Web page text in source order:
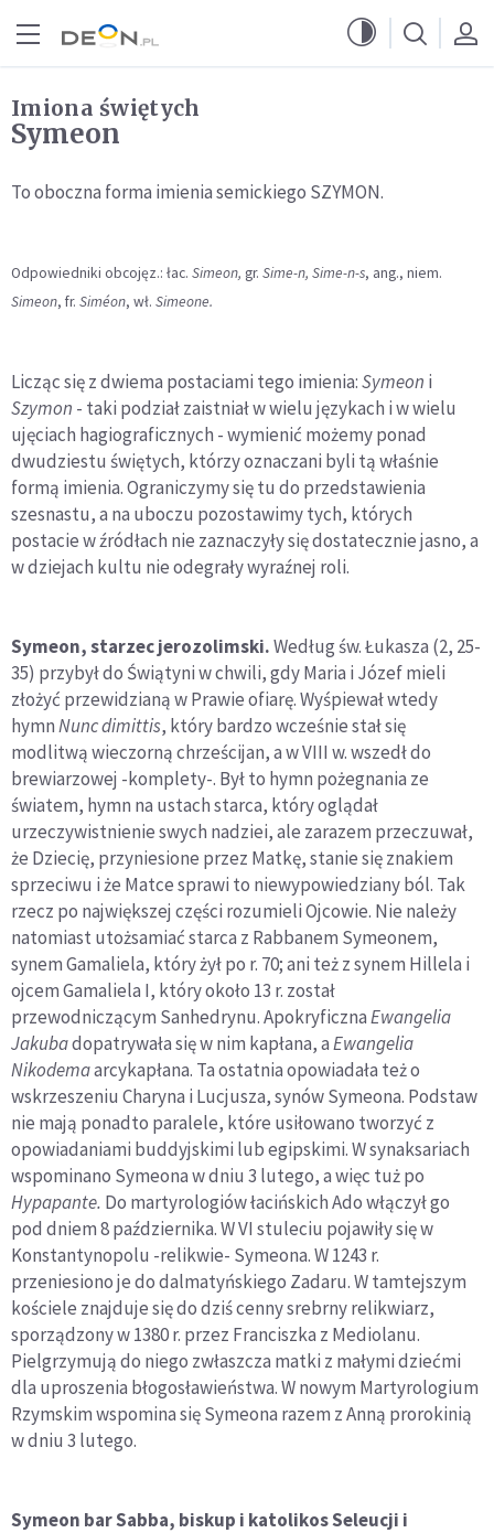
Imiona świętych
Symeon
To oboczna forma imienia semickiego SZYMON.
Odpowiedniki obcojęz.: łac. Simeon, gr. Sime-n, Sime-n-s, ang., niem.
Simeon, fr. Siméon, wł. Simeone.
Licząc się z dwiema postaciami tego imienia:Symeon i
Szymon - taki podział zaistniał w wielu językach i w wielu
ujęciach hagiograficznych - wymienić możemy ponad
dwudziestu świętych, którzy oznaczani byli tą właśnie
formą imienia. Ograniczymy się tu do przedstawienia
szesnastu, a na uboczu pozostawimy tych, których
postacie w źródłach nie zaznaczyły się dostatecznie jasno, a
w dziejach kultu nie odegrały wyraźnej roli.
Symeon, starzec jerozolimski.Według św. Łukasza (2, 25-
35) przybył do Świątyni w chwili, gdy Maria i Józef mieli
złożyć przewidzianą w Prawie ofiarę. Wyśpiewał wtedy
hymnNunc dimittis, który bardzo wcześnie stał się
modlitwą wieczorną chrześcijan, a w VIII w. wszedł do
brewiarzowej -komplety-. Był to hymn pożegnania ze
światem, hymn na ustach starca, który oglądał
urzeczywistnienie swych nadziei, ale zarazem przeczuwał,
że Dziecię, przyniesione przez Matkę, stanie się znakiem
sprzeciwu i że Matce sprawi to niewypowiedziany ból. Tak
rzecz po największej części rozumieli Ojcowie. Nie należy
natomiast utożsamiać starca z Rabbanem Symeonem,
synem Gamaliela, który żył po r. 70; ani też z synem Hillela i
ojcem Gamaliela I, który około 13 r. został
przewodniczącym Sanhedrynu. ApokryficznaEwangelia
Jakubadopatrywała się w nim kapłana, aEwangelia
Nikodemaarcykapłana. Ta ostatnia opowiadała też o
wskrzeszeniu Charyna i Lucjusza, synów Symeona. Podstaw
nie mają ponadto paralele, które usiłowano tworzyć z
opowiadaniami buddyjskimi lub egipskimi. W synaksariach
wspominano Symeona w dniu 3 lutego, a więc tuż po
Hypapante. Do martyrologiów łacińskich Ado włączył go
pod dniem 8 października. W VI stuleciu pojawiły się w
Konstantynopolu -relikwie- Symeona. W 1243 r.
przeniesiono je do dalmatyńskiego Zadaru. W tamtejszym
kościele znajduje się do dziś cenny srebrny relikwiarz,
sporządzony w 1380 r. przez Franciszka z Mediolanu.
Pielgrzymują do niego zwłaszcza matki z małymi dziećmi
dla uproszenia błogosławieństwa. W nowym Martyrologium
Rzymskim wspomina się Symeona razem z Anną prorokinią
w dniu 3 lutego.
Symeon bar Sabba, biskup i katolikos Seleucji i